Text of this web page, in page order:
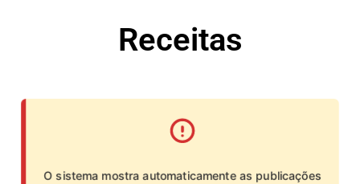
Receitas
O sistema mostra automaticamente as publicações